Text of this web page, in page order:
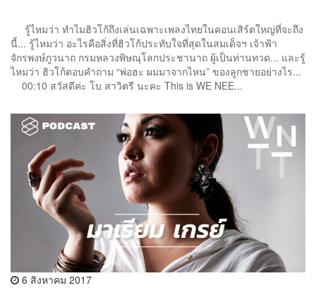
รู้ไหมว่า ทำไมฮิวโก้ถึงเล่นเฉพาะเพลงไทยในคอนเสิร์ตใหญ่ที่จะถึง
นี้... รู้ไหมว่า อะไรคือสิ่งที่ฮิวโก้ประทับใจที่สุดในสมเด็จฯ เจ้าฟ้า
จักรพงษ์ภูวนาถ กรมหลวงพิษณุโลกประชานาถ ผู้เป็นท่านทวด... และรู้
ไหมว่า ฮิวโก้ตอบคำถาม “พ่อฮะ ผมมาจากไหน” ของลูกชายอย่างไร...
00:10 สวัสดีค่ะ โบ สาวิตรี นะคะ This is WE NEE...
6 สิงหาคม 2017